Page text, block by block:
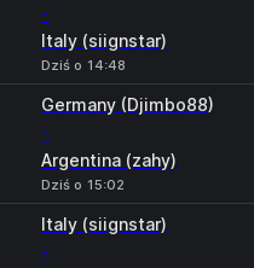
-
Italy (siignstar)
Dziś o 14:48
Germany (Djimbo88)
-
Argentina (zahy)
Dziś o 15:02
Italy (siignstar)
-